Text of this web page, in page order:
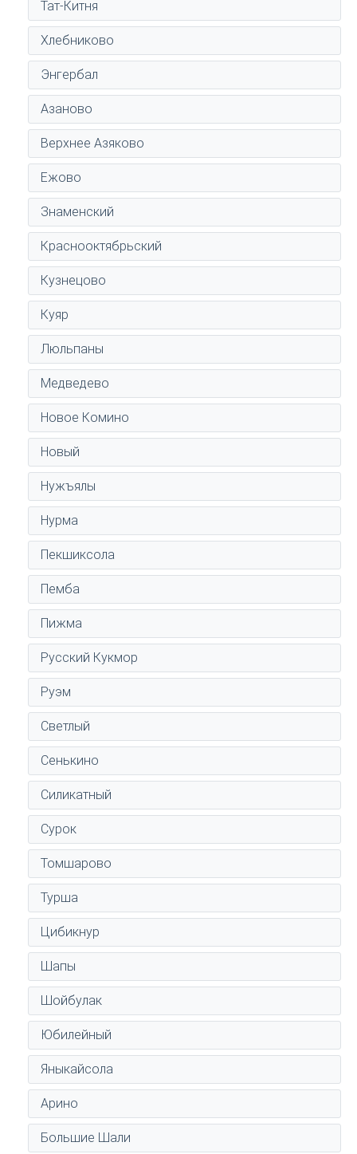
Тат-Китня
Хлебниково
Энгербал
Азаново
Верхнее Азяково
Ежово
Знаменский
Краснооктябрьский
Кузнецово
Куяр
Люльпаны
Медведево
Новое Комино
Новый
Нужъялы
Нурма
Пекшиксола
Пемба
Пижма
Русский Кукмор
Руэм
Светлый
Сенькино
Силикатный
Сурок
Томшарово
Турша
Цибикнур
Шапы
Шойбулак
Юбилейный
Яныкайсола
Арино
Большие Шали